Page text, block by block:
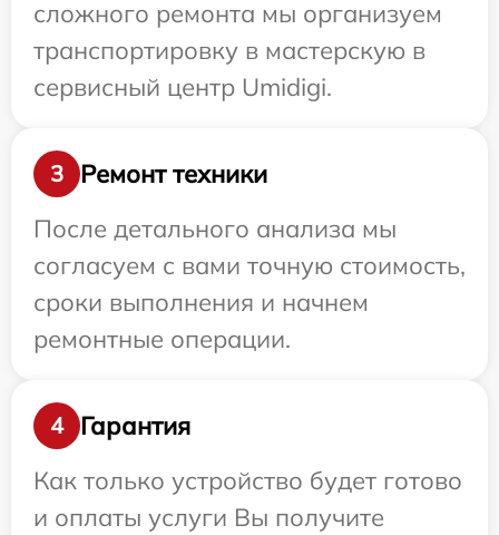
сложного ремонта мы организуем
транспортировку в мастерскую в
сервисный центр Umidigi.
3
Ремонт техники
После детального анализа мы
согласуем с вами точную стоимость,
сроки выполнения и начнем
ремонтные операции.
4
Гарантия
Как только устройство будет готово
и оплаты услуги Вы получите